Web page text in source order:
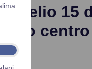
Lygios galimybės
Savivaldybės remiami
15